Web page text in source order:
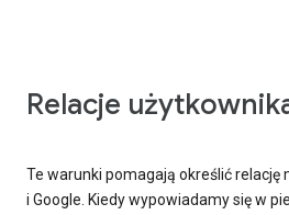
Relacje
Te warunki pomagają określić relację
i Google. Kiedy wypowiadamy się w